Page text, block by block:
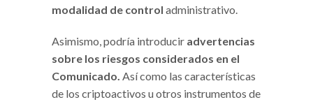
modalidad de control administrativo.
Asimismo, podría introducir advertencias
sobre los riesgos considerados en el
Comunicado. Así como las características
de los criptoactivos u otros instrumentos de